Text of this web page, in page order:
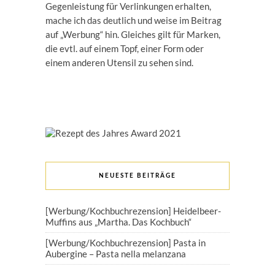
Gegenleistung für Verlinkungen erhalten,
mache ich das deutlich und weise im Beitrag
auf „Werbung“ hin. Gleiches gilt für Marken,
die evtl. auf einem Topf, einer Form oder
einem anderen Utensil zu sehen sind.
NEUESTE BEITRÄGE
[Werbung/Kochbuchrezension] Heidelbeer-
Muffins aus „Martha. Das Kochbuch“
[Werbung/Kochbuchrezension] Pasta in
Aubergine – Pasta nella melanzana